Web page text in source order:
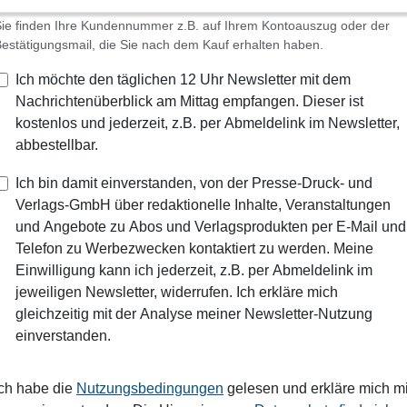
finden Ihre Kundennummer z.B. auf Ihrem Kontoauszug oder der
die Sie nach dem Kauf erhalten haben.
Ich möchte den täglichen 12 Uhr Newsletter mit dem
Nachrichtenüberblick am Mittag empfangen. Dieser ist
kostenlos und jederzeit, z.B. per Abmeldelink im Newsletter,
abbestellbar.
Ich bin damit einverstanden, von der Presse-Druck- und
Verlags-GmbH über redaktionelle Inhalte, Veranstaltungen
und Angebote zu Abos und Verlagsprodukten per E-Mail und
Telefon zu Werbezwecken kontaktiert zu werden. Meine
Einwilligung kann ich jederzeit, z.B. per Abmeldelink im
jeweiligen Newsletter, widerrufen. Ich erkläre mich
gleichzeitig mit der Analyse meiner Newsletter-Nutzung
einverstanden.
habe die Nutzungsbedingungen gelesen und erkläre mich